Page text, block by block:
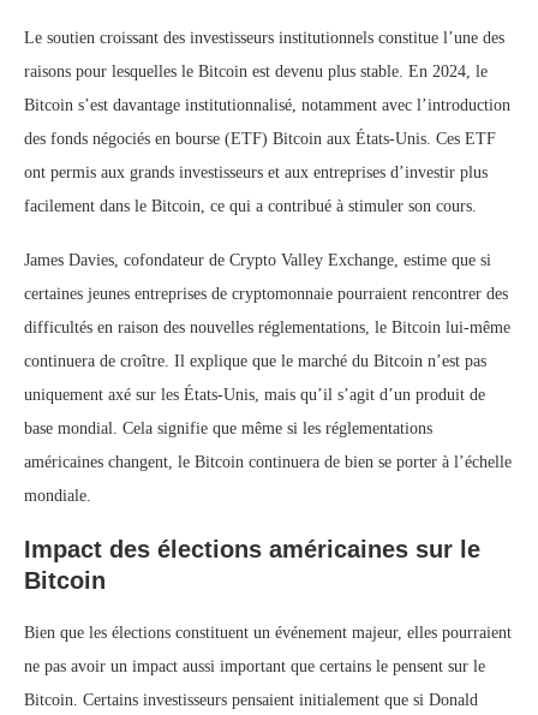
Le soutien croissant des investisseurs institutionnels constitue l’une des
raisons pour lesquelles le Bitcoin est devenu plus stable. En 2024, le
Bitcoin s’est davantage institutionnalisé, notamment avec l’introduction
des fonds négociés en bourse (ETF) Bitcoin aux États-Unis. Ces ETF
ont permis aux grands investisseurs et aux entreprises d’investir plus
facilement dans le Bitcoin, ce qui a contribué à stimuler son cours.
James Davies, cofondateur de Crypto Valley Exchange, estime que si
certaines jeunes entreprises de cryptomonnaie pourraient rencontrer des
difficultés en raison des nouvelles réglementations, le Bitcoin lui-même
continuera de croître. Il explique que le marché du Bitcoin n’est pas
uniquement axé sur les États-Unis, mais qu’il s’agit d’un produit de
base mondial. Cela signifie que même si les réglementations
américaines changent, le Bitcoin continuera de bien se porter à l’échelle
mondiale.
Impact des élections américaines sur le
Bitcoin
Bien que les élections constituent un événement majeur, elles pourraient
ne pas avoir un impact aussi important que certains le pensent sur le
Bitcoin. Certains investisseurs pensaient initialement que si Donald